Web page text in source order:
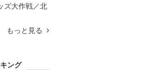
ズ大作戦／北
もっと見る
ング